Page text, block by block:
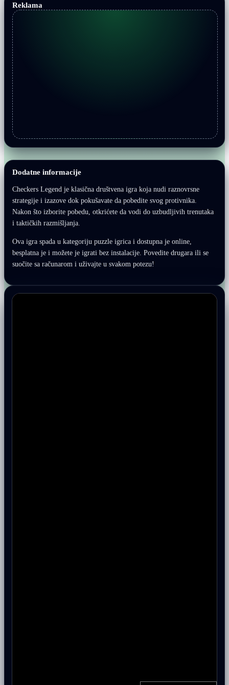
Dodatne informacije
Checkers Legend je klasična društvena igra koja nudi raznovrsne
strategije i izazove dok pokušavate da pobedite svog protivnika.
Nakon što izborite pobedu, otkrićete da vodi do uzbudljivih trenutaka
i taktičkih razmišljanja.
Ova igra spada u kategoriju puzzle igrica i dostupna je online,
besplatna je i možete je igrati bez instalacije. Povedite drugara ili se
suočite sa računarom i uživajte u svakom potezu!
Reklama